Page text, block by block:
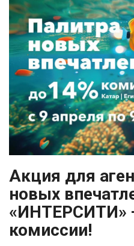
Акция для
новых
«ИНТЕРСИТИ»
комиссии!